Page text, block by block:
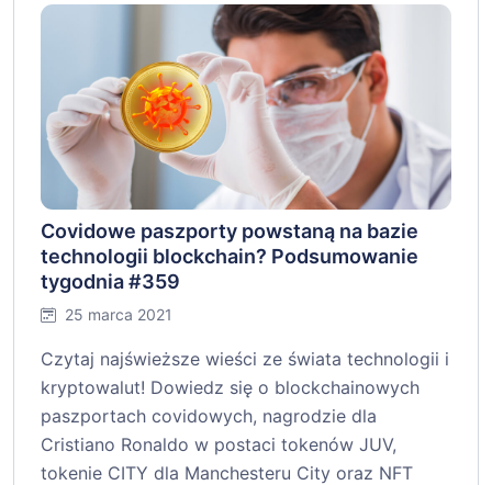
Covidowe paszporty powstaną na bazie
technologii blockchain? Podsumowanie
tygodnia #359
25 marca 2021
Czytaj najświeższe wieści ze świata technologii i
kryptowalut! Dowiedz się o blockchainowych
paszportach covidowych, nagrodzie dla
Cristiano Ronaldo w postaci tokenów JUV,
tokenie CITY dla Manchesteru City oraz NFT